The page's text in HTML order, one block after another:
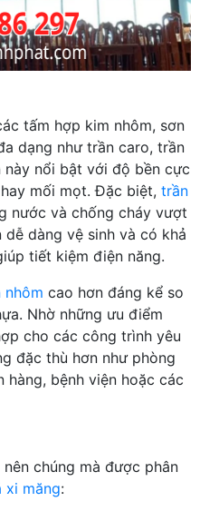
tấm hợp kim nhôm, sơn
dạng như trần caro, trần
nổi bật với độ bền cực
mối mọt. Đặc biệt, trần
nước và chống cháy vượt
dễ dàng vệ sinh và có khả
tiết kiệm điện năng.
nhôm cao hơn đáng kể so
Nhờ những ưu điểm
cho các công trình yêu
đặc thù hơn như phòng
hàng, bệnh viện hoặc các
chúng mà được phân
xi măng: